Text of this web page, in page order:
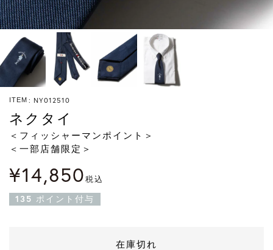
ITEM NY012510
ネクタイ
＜フィッシャーマンポイント＞
＜一部店舗限定＞
¥14,850税込
135 ポイント付与
在庫切れ